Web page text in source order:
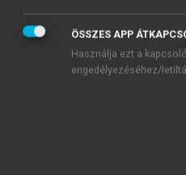
jelentőséghez, amikor nem
írják elő a megfelelő, pl.
nyilatkozattételt.6
ÖSSZES APP
Használja ezt a
engedélyezéséhez/